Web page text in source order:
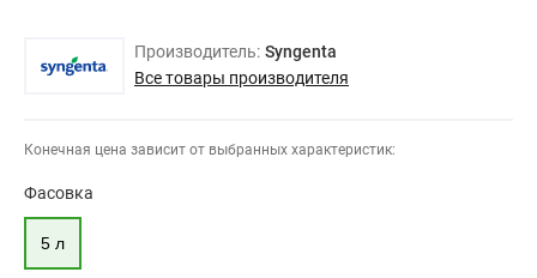
Производитель: Syngenta
Все товары производителя
Конечная цена зависит от выбранных характеристик:
Фасовка
5 л